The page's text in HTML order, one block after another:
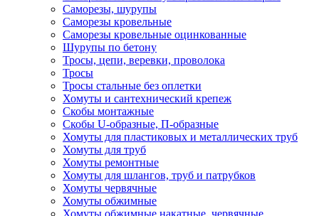
Саморезы, шурупы
Саморезы кровельные
Саморезы кровельные оцинкованные
Шурупы по бетону
Тросы, цепи, веревки, проволока
Тросы
Тросы стальные без оплетки
Хомуты и сантехнический крепеж
Скобы монтажные
Скобы U-образные, П-образные
Хомуты для пластиковых и металлических труб
Хомуты для труб
Хомуты ремонтные
Хомуты для шлангов, труб и патрубков
Хомуты червячные
Хомуты обжимные
Хомуты обжимные накатные, червячные